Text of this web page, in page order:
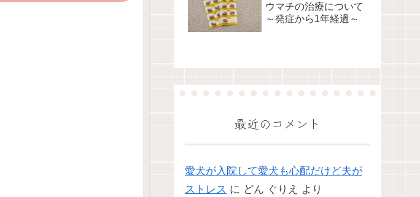
ウマチの治療について
～発症から1年経過～
最近のコメント
愛犬が入院して愛犬も心配だけど夫が
ストレス に どん ぐりえ より